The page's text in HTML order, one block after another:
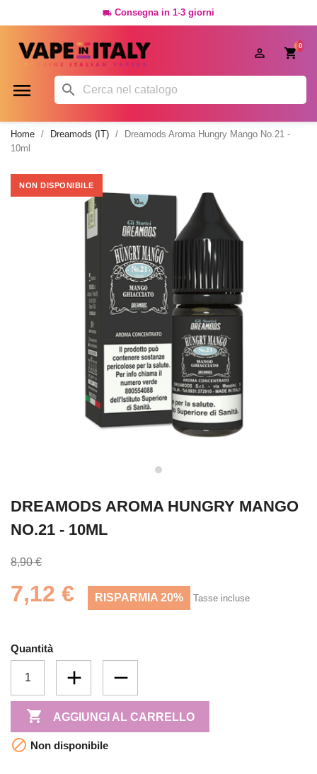
 Consegna in 1-3 giorni
0

 
Home Dreamods (IT)
Dreamods Aroma Hungry Mango No.21 -
10ml
NON DISPONIBILE
DREAMODS AROMA HUNGRY MANGO
NO.21 - 10ML
8,90 €
7,12 € RISPARMIA 20% Tasse incluse
Quantità
 AGGIUNGI AL CARRELLO
 Non disponibile